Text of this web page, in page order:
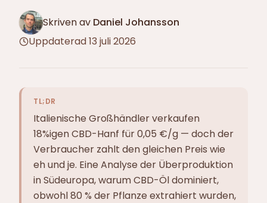
Skriven av Daniel Johansson
Uppdaterad13 juli 2026
TL;DR
Italienische Großhändler verkaufen
18%igen CBD-Hanf für 0,05 €/g — doch der
Verbraucher zahlt den gleichen Preis wie
eh und je. Eine Analyse der Überproduktion
in Südeuropa, warum CBD-Öl dominiert,
obwohl 80 % der Pflanze extrahiert wurden,